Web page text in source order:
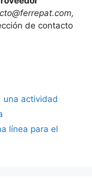
de contacto
una actividad
línea para el